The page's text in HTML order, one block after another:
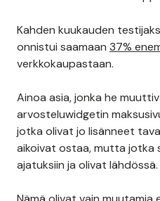
Kahden kuukauden
onnistui saamaan 37%
verkkokaupastaan.
Ainoa asia, jonka he
arvosteluwidgetin
jotka olivat jo lisänneet
aikoivat ostaa, mutta jotka
ajatuksiin ja olivat lähdössä.